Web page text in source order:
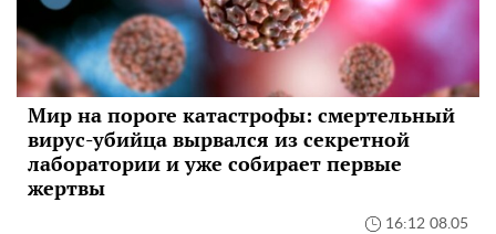
Мир на пороге катастрофы: смертельный
вирус-убийца вырвался из секретной
лаборатории и уже собирает первые
жертвы
16:12 08.05